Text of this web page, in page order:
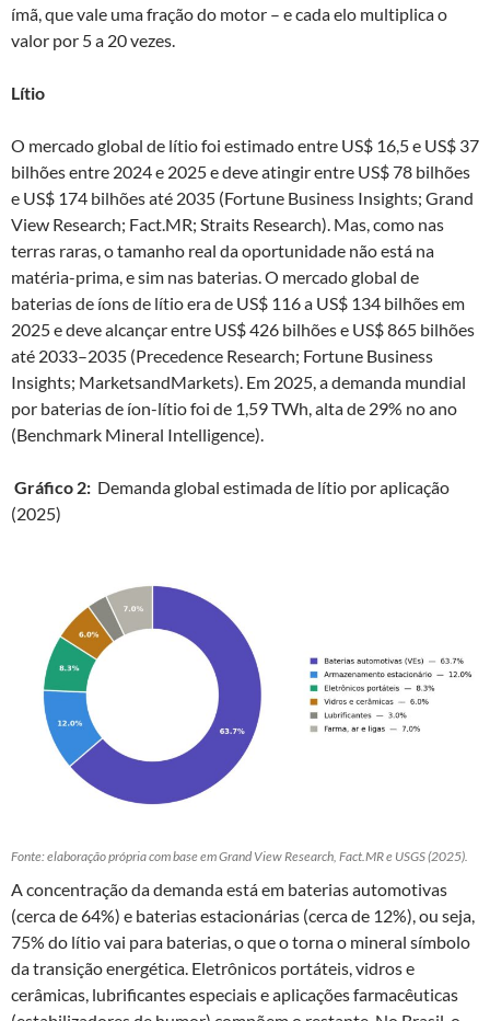
ímã, que vale uma fração do motor – e cada elo multiplica o
valor por 5 a 20 vezes.
Lítio
O mercado global de lítio foi estimado entre US$ 16,5 e US$ 37
bilhões entre 2024 e 2025 e deve atingir entre US$ 78 bilhões
e US$ 174 bilhões até 2035 (Fortune Business Insights; Grand
View Research; Fact.MR; Straits Research). Mas, como nas
terras raras, o tamanho real da oportunidade não está na
matéria-prima, e sim nas baterias. O mercado global de
baterias de íons de lítio era de US$ 116 a US$ 134 bilhões em
2025 e deve alcançar entre US$ 426 bilhões e US$ 865 bilhões
até 2033–2035 (Precedence Research; Fortune Business
Insights; MarketsandMarkets). Em 2025, a demanda mundial
por baterias de íon-lítio foi de 1,59 TWh, alta de 29% no ano
(Benchmark Mineral Intelligence).
Gráfico 2: Demanda global estimada de lítio por aplicação
(2025)
Fonte: elaboração própria com base em Grand View Research, Fact.MR e USGS (2025).
A concentração da demanda está em baterias automotivas
(cerca de 64%) e baterias estacionárias (cerca de 12%), ou seja,
75% do lítio vai para baterias, o que o torna o mineral símbolo
da transição energética. Eletrônicos portáteis, vidros e
cerâmicas, lubrificantes especiais e aplicações farmacêuticas